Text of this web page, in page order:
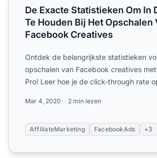
De Exacte Statistieken Om In
Te Houden Bij Het Opschalen
Facebook Creatives
Ontdek de belangrijkste statistieken
opschalen van Facebook creatives
Pro! Leer hoe je de click-through rate
Mar 4, 2020 2 min lezen
AffiliateMarketing FacebookAds +3